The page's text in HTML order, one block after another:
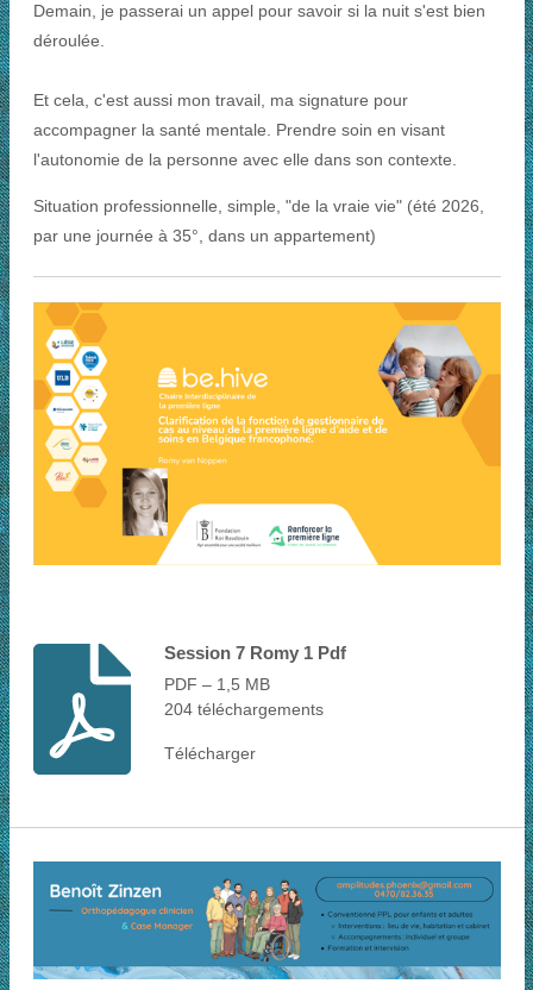
Demain, je passerai un appel pour savoir si la nuit s'est bien
déroulée.
Et cela, c'est aussi mon travail, ma signature pour
accompagner la santé mentale. Prendre soin en visant
l'autonomie de la personne avec elle dans son contexte.
Situation professionnelle, simple, "de la vraie vie" (été 2026,
par une journée à 35°, dans un appartement)
Session 7 Romy 1 Pdf
PDF – 1,5 MB
204 téléchargements
Télécharger